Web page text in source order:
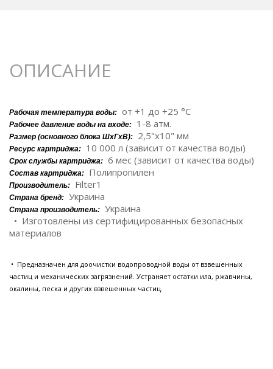
ОПИСАНИЕ
Рабочая температура воды: от +1 до +25 °C
Рабочее давление воды на входе: 1-8 атм.
Размер (основного блока ШxГxВ): 2,5"x10" мм
Ресурс картриджа: 10 000 л (зависит от качества воды)
Срок службы картриджа: 6 мес (зависит от качества воды)
Состав картриджа: Полипропилен
Производитель: Filter1
Страна бренд: Украина
Страна производитель: Украина
• Изготовлены из сертифицированных безопасных
материалов
• Предназначен для доочистки водопроводной воды от взвешенных
частиц и механических загрязнений. Устраняет остатки ила, ржавчины,
окалины, песка и других взвешенных частиц.